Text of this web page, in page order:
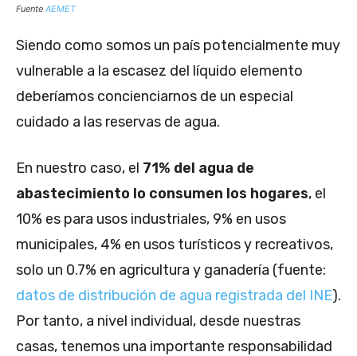
Fuente AEMET
Siendo como somos un país potencialmente muy
vulnerable a la escasez del líquido elemento
deberíamos concienciarnos de un especial
cuidado a las reservas de agua.
En nuestro caso, el 71% del agua de
abastecimiento lo consumen los hogares, el
10% es para usos industriales, 9% en usos
municipales, 4% en usos turísticos y recreativos,
solo un 0.7% en agricultura y ganadería (fuente:
datos de distribución de agua registrada del INE).
Por tanto, a nivel individual, desde nuestras
casas, tenemos una importante responsabilidad